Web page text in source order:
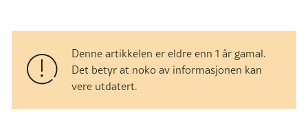
Denne artikkelen er eldre enn 1 år gamal.
Det betyr at noko av informasjonen kan
vere utdatert.